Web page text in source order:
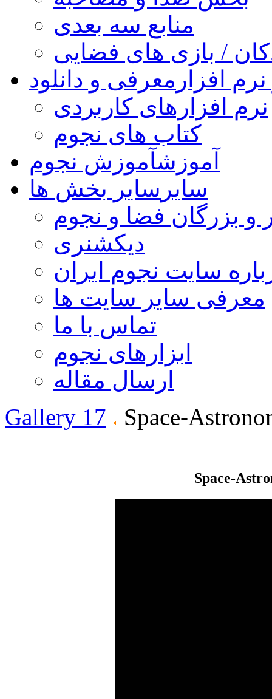
منابع سه بعدی
/ بازی های فضایی
افزار معرفی و دانلود
نرم افزارهای کاربردی
کتاب های نجوم
آموزشآموزش نجوم
سایر سایر بخش ها
و بزرگان فضا و نجوم
دیکشنری
سایت نجوم ایران
معرفی سایر سایت ها
تماس با ما
ابزارهای نجوم
ارسال مقاله
Gallery 17
Space-
Space-